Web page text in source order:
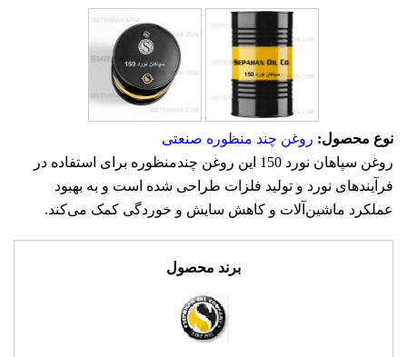
نوع محصول: روغن چند منظوره صنعتی
روغن سپاهان نورد 150 این روغن چندمنظوره برای استفاده در
فرآیندهای نورد و تولید فلزات طراحی شده است و به بهبود
عملکرد ماشین‌آلات و کاهش سایش و خوردگی کمک می‌کند.
برند محصول